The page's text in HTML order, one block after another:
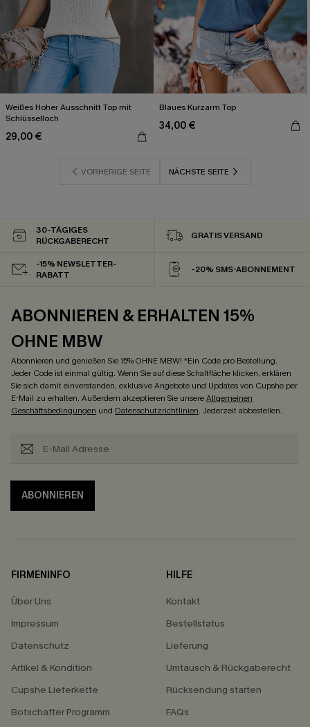
Weißes Hoher Ausschnitt Top mit
Schlüsselloch
29,00 €
Blaues Kurzarm Top
34,00 €
VORHERIGE SEITE NÄCHSTE SEITE
30-TÄGIGES
RÜCKGABERECHT
GRATIS VERSAND
-15% NEWSLETTER-
RABATT
-20% SMS-ABONNEMENT
ABONNIEREN & ERHALTEN 15%
OHNE MBW
Abonnieren und genießen Sie 15% OHNE MBW! *Ein Code pro Bestellung.
Jeder Code ist einmal gültig. Wenn Sie auf diese Schaltfläche klicken, erklären
Sie sich damit einverstanden, exklusive Angebote und Updates von Cupshe per
E-Mail zu erhalten. Außerdem akzeptieren Sie unsereAllgemeinen
Geschäftsbedingungen und Datenschutzrichtlinien. Jederzeit abbestellen.
ABONNIEREN
FIRMENINFO
Über Uns
Impressum
Datenschutz
Artikel & Kondition
Cupshe Lieferkette
Botschafter Programm
HILFE
Kontakt
Bestellstatus
Lieferung
Umtausch & Rückgaberecht
Rücksendung starten
FAQs